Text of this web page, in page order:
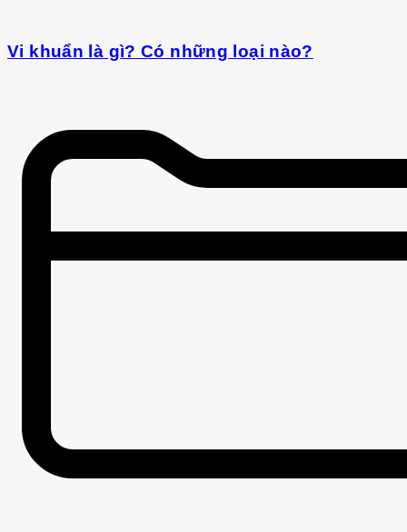
Vi khuẩn là gì? Có những loại nào?